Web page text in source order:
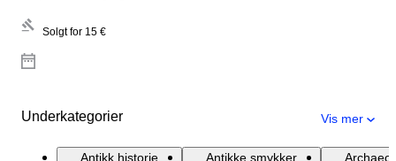
Solgt for 15 €
Underkategorier Vis mer
Antikk historie Antikke smykker